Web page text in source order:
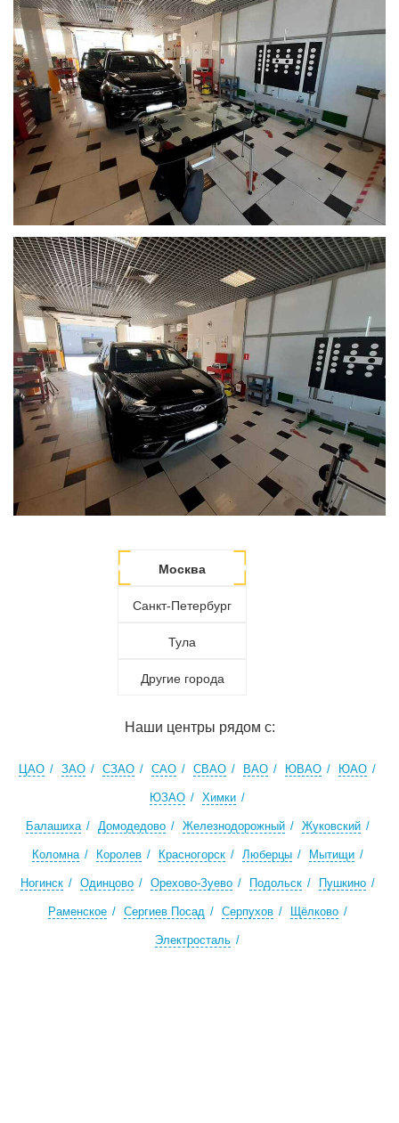
Москва
Санкт-Петербург
Тула
Другие города
Наши центры рядом с:
ЦАО ЗАО СЗАО САО СВАО ВАО ЮВАО ЮАО
ЮЗАО Химки
Балашиха Домодедово Железнодорожный Жуковский
Коломна Королев Красногорск Люберцы Мытищи
Ногинск Одинцово Орехово-Зуево Подольск Пушкино
Раменское Сергиев Посад Серпухов Щёлково
Электросталь